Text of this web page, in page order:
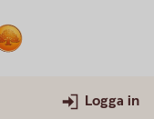
Logga in